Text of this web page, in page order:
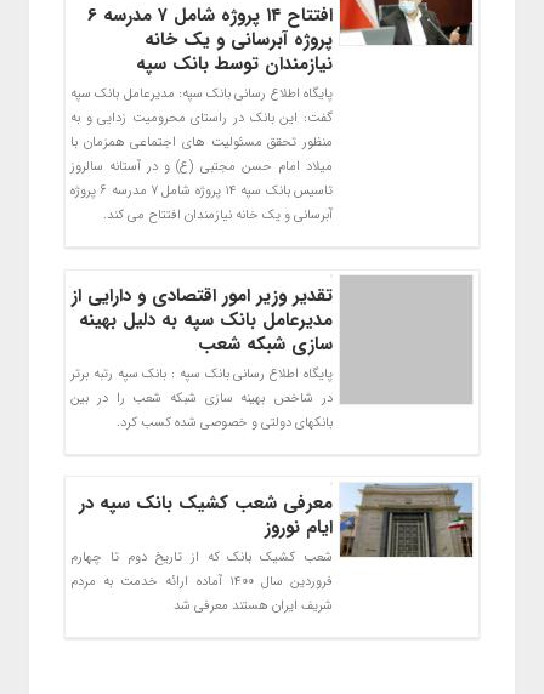
افتتاح ۱۴ پروژه شامل ۷ مدرسه ۶
پروژه آبرسانی و یک خانه
نیازمندان توسط بانک سپه
پایگاه اطلاع رسانی بانک سپه: مدیرعامل بانک سپه
گفت: این بانک در راستای محرومیت زدایی و به
منظور تحقق مسئولیت های اجتماعی همزمان با
میلاد امام حسن مجتبی (ع) و در آستانه سالروز
تاسیس بانک سپه 14 پروژه شامل 7 مدرسه 6 پروژه
آبرسانی و یک خانه نیازمندان افتتاح می کند.
تقدیر وزیر امور اقتصادی و دارایی از
مدیرعامل بانک سپه به دلیل بهینه
سازی شبکه شعب
پایگاه اطلاع رسانی بانک سپه : بانک سپه رتبه برتر
در شاخص بهینه سازی شبکه شعب را در بین
بانکهای دولتی و خصوصی شده کسب کرد.
معرفی شعب کشیک بانک سپه در
ایام نوروز
شعب کشیک بانک که از تاریخ دوم تا چهارم
فروردین سال 1400 آماده ارائه خدمت به مردم
شریف ایران هستند معرفی شد